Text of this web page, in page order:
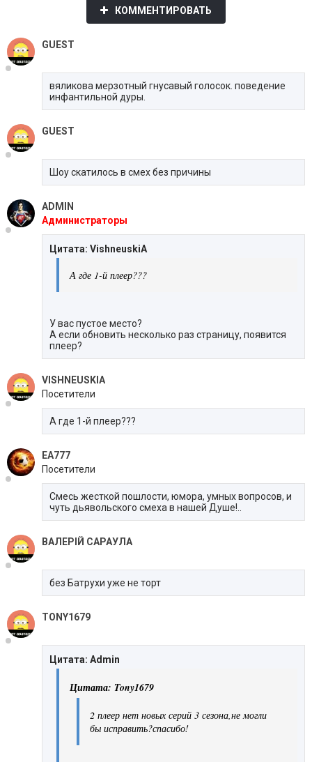
КОММЕНТИРОВАТЬ
GUEST
вяликова мерзотный гнусавый голосок. поведение
инфантильной дуры.
GUEST
Шоу скатилось в смех без причины
ADMIN
Администраторы
Цитата: VishneuskiA
А где 1-й плеер???
У вас пустое место?
А если обновить несколько раз страницу, появится
плеер?
VISHNEUSKIA
Посетители
А где 1-й плеер???
EA777
Посетители
Смесь жесткой пошлости, юмора, умных вопросов, и
чуть дьявольского смеха в нашей Душе!..
ВАЛЕРІЙ САРАУЛА
без Батрухи уже не торт
TONY1679
Цитата: Admin
Цитата: Tony1679
2 плеер нет новых серий 3 сезона,не могли
бы исправить?спасибо!